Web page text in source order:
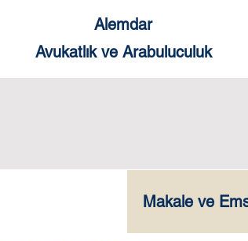
Alemdar
Avukatlık ve Arabuluculuk
Makale ve